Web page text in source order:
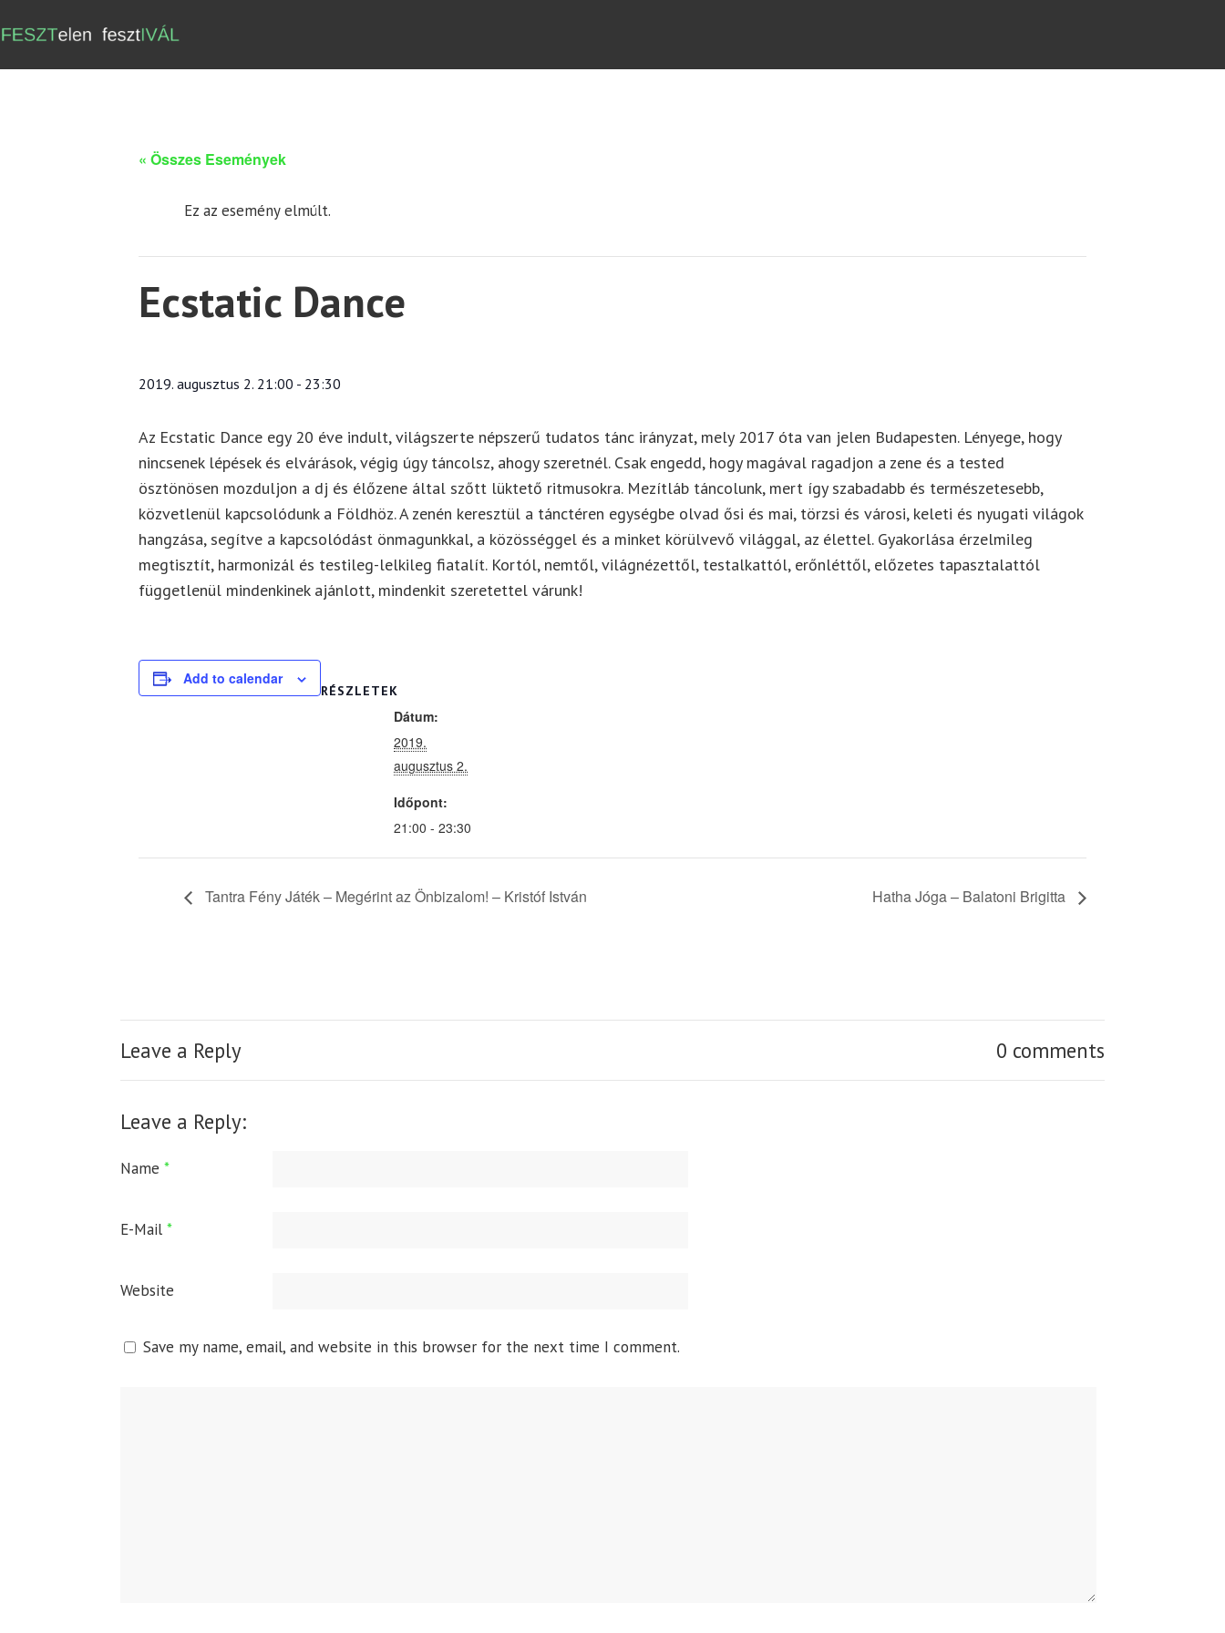
« Összes Események
Ez az esemény elmúlt.
Ecstatic Dance
2019. augusztus 2. 21:00 - 23:30
Az Ecstatic Dance egy 20 éve indult, világszerte népszerű tudatos tánc irányzat, mely 2017 óta van jelen Budapesten. Lényege, hogy
nincsenek lépések és elvárások, végig úgy táncolsz, ahogy szeretnél.Csak engedd, hogy magával ragadjon a zene és a tested
ösztönösen mozduljon a dj és élőzene által szőtt lüktető ritmusokra. Mezítláb táncolunk, mert így szabadabb és természetesebb,
közvetlenül kapcsolódunk a Földhöz. A zenén keresztül a tánctéren egységbe olvad ősi és mai, törzsi és városi, keleti és nyugati világok
hangzása, segítve a kapcsolódást önmagunkkal,a közösséggel és a minket körülvevő világgal, az élettel. Gyakorlása érzelmileg
megtisztít, harmonizál és testileg-lelkileg fiatalít. Kortól, nemtől, világnézettől, testalkattól, erőnléttől, előzetes tapasztalattól
függetlenül mindenkinek ajánlott, mindenkit szeretettel várunk!
Add to calendar
RÉSZLETEK
Dátum:
2019.
augusztus 2.
Időpont:
21:00 - 23:30
Tantra Fény Játék – Megérint az Önbizalom! – Kristóf István Hatha Jóga – Balatoni Brigitta
Leave a Reply 0 comments
Leave a Reply:
Name *
E-Mail *
Website
Save my name, email, and website in this browser for the next time I comment.